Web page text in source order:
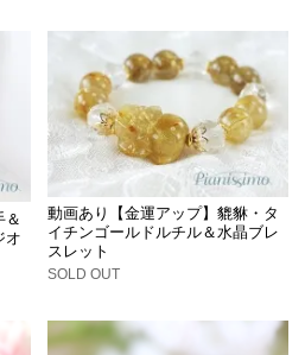
＆
オ
動画あり【金運アップ】貔貅・タ
イチンゴールドルチル＆水晶ブレ
スレット
SOLD OUT